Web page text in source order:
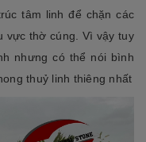
tâm linh để chặn các
vực thờ cúng. Vì vậy tuy
nhưng có thể nói bình
thuỷ linh thiêng nhất